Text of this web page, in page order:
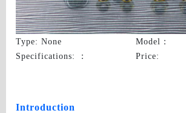
DIN985 NYLON LOCK NUT Z.P Y.Z.P
Type: None Model ：
Specifications:
： Price:
Introduction